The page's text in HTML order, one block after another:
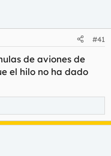
#41
de aviones de
el hilo no ha dado